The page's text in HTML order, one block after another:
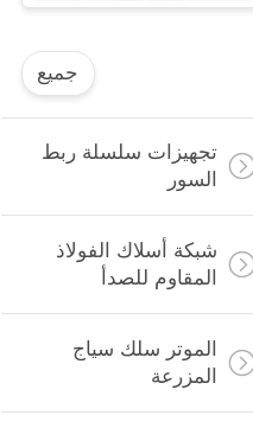
جميع
تجهيزات سلسلة ربط
السور
شبكة أسلاك الفولاذ
المقاوم للصدأ
الموتر سلك سياج
المزرعة